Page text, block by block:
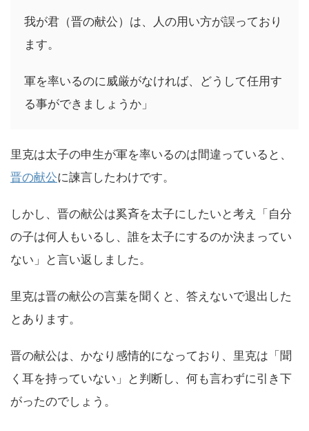
我が君（晋の献公）は、人の用い方が誤っており
ます。
軍を率いるのに威厳がなければ、どうして任用す
る事ができましょうか」
里克は太子の申生が軍を率いるのは間違っていると、
晋の献公に諫言したわけです。
しかし、晋の献公は奚斉を太子にしたいと考え「自分
の子は何人もいるし、誰を太子にするのか決まってい
ない」と言い返しました。
里克は晋の献公の言葉を聞くと、答えないで退出した
とあります。
晋の献公は、かなり感情的になっており、里克は「聞
く耳を持っていない」と判断し、何も言わずに引き下
がったのでしょう。